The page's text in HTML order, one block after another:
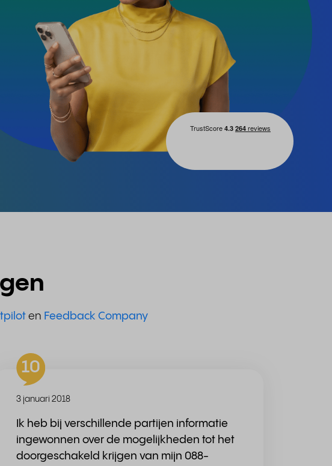
en Feedback Company
10
3 januari 2018
Ik heb bij verschillende partijen informatie
ingewonnen over de mogelijkheden tot het
doorgeschakeld krijgen van mijn 088-